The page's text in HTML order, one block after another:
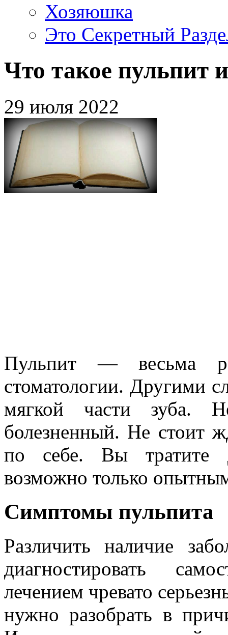
Хозяюшка
Это Секретный
Что такое пульпит
29 июля 2022
Пульпит — весьма
стоматологии. Другими
мягкой части зуба.
болезненный. Не стоит
по себе. Вы тратите
возможно только
Симптомы пульпита
Различить наличие
диагностировать
лечением чревато
нужно разобрать в